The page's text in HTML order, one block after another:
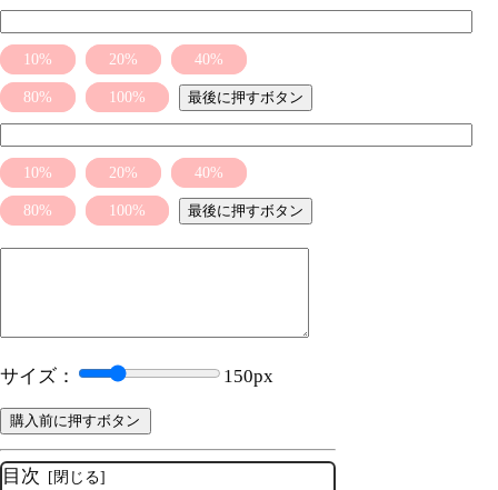
10% 20% 40%
80% 100% 最後に押すボタン
10% 20% 40%
80% 100% 最後に押すボタン
サイズ： 150px
購入前に押すボタン
目次